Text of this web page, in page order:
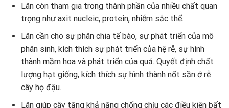
Lân còn tham gia trong thành phần của nhiều chất quan
trọng như axit nucleic, protein, nhiễm sắc thể.
Lân cần cho sự phân chia tế bào, sự phát triển của mô
phân sinh, kích thích sự phát triển của hệ rễ, sự hình
thành mầm hoa và phát triển của quả. Quyết định chất
lượng hạt giống, kích thích sự hình thành nốt sần ở rễ
cây họ đậu.
Lân giúp cây tăng khả năng chống chịu các điều kiện bất